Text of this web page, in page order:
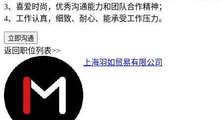
3、喜爱时尚，优秀沟通能力和团队合作精神；
4、工作认真，细致、耐心、能承受工作压力。
立即沟通
返回职位列表>>
上海羽如贸易有限公司